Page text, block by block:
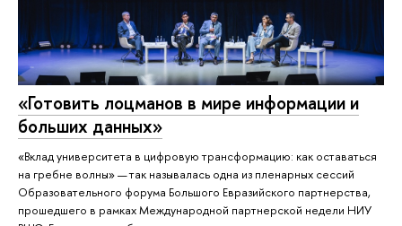
«Готовить лоцманов в мире информации и
больших данных»
«Вклад университета в цифровую трансформацию: как оставаться
на гребне волны» — так называлась одна из пленарных сессий
Образовательного форума Большого Евразийского партнерства,
прошедшего в рамках Международной партнерской недели НИУ